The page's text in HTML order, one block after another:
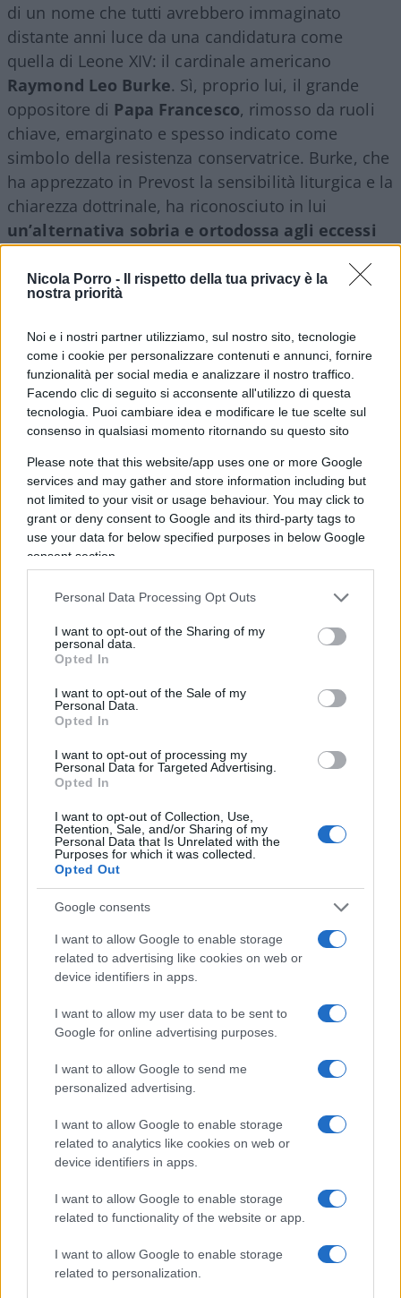
Nicola Porro -
Il rispetto della tua privacy è la
nostra priorità
Noi e i nostri partner utilizziamo, sul nostro sito, tecnologie
come i cookie per personalizzare contenuti e annunci, fornire
funzionalità per social media e analizzare il nostro traffico.
Facendo clic di seguito si acconsente all'utilizzo di questa
tecnologia. Puoi cambiare idea e modificare le tue scelte sul
consenso in qualsiasi momento ritornando su questo sito
Please note that this website/app uses one or more Google
services and may gather and store information including but
not limited to your visit or usage behaviour. You may click to
grant or deny consent to Google and its third-party tags to
use your data for below specified purposes in below Google
consent section.
Personal Data Processing Opt Outs
I want to opt-out of the Sharing of my
personal data.
Opted In
I want to opt-out of the Sale of my
Personal Data.
Opted In
I want to opt-out of processing my
Personal Data for Targeted Advertising.
Opted In
I want to opt-out of Collection, Use,
Retention, Sale, and/or Sharing of my
Personal Data that Is Unrelated with the
Purposes for which it was collected.
Opted Out
Google consents
I want to allow Google to enable storage
related to advertising like cookies on web or
device identifiers in apps.
I want to allow my user data to be sent to
Google for online advertising purposes.
I want to allow Google to send me
personalized advertising.
I want to allow Google to enable storage
related to analytics like cookies on web or
device identifiers in apps.
I want to allow Google to enable storage
related to functionality of the website or app.
I want to allow Google to enable storage
related to personalization.
di un nome che tutti avrebbero immaginato
distante anni luce da una candidatura come
quella di Leone XIV: il cardinale americano
Raymond Leo Burke. Sì, proprio lui, il grande
oppositore di Papa Francesco, rimosso da ruoli
chiave, emarginato e spesso indicato come
simbolo della resistenza conservatrice. Burke, che
ha apprezzato in Prevost la sensibilità liturgica e la
chiarezza dottrinale, ha riconosciuto in lui
un’alternativa sobria e ortodossa agli eccessi
preferenza, condivisa da altri americani come i
cardinali Sean O’Malley e Joseph Tobin, ha
tra nostalgici del “grande ritorno” e fautori della
“grande svolta”. Prevost , pacifista convinto e
pacificatore dialogante, con lo spirito realmente
missionario, è stato la terza via.
Attorno a lui si stringe ora una squadra coesa. Ci
sono figure come monsignorFabio Fabene,ex
segretario del Dicastero per i Vescovi,
Ilson de
Jesus Montanari, brasiliano, esperto di America
Latina,suor Nathalie Becquart, punto di
equilibrio tra sinodalità e governo, e padre
Alejandro Moral Antón
, priore generale degli
agostiniani, custode del carisma e voce ascoltata
nei momenti di discernimento più delicati.
Accanto a loro, teologi come
Ghirlanda, hanno fornito a Prevost gli strumenti
per trasformare la sua visione sinodale in linee
operative.
Il segnale è chiaro: non è in atto una rivoluzione di
potere, ma una riconfigurazione spirituale. Leone
XIV non inizierà il suo pontificato con epurazioni,
ma con gesti di continuità ponderata. Parolin
resta, per ora. Ma è evidente che il baricentro si
Gli agostiniani, che non formano una lobby nel
senso tradizionale, stanno diventando una
corrente spirituale di governo: autorevole perché
radicata in una tradizione antica, forte non per la
ricchezza – che in molti casi non c’è più – ma per
la coerenza. È noto che l’Ordine di Sant’Agostino
non naviga oggi in acque abbondanti: in mezzo
vocazioni scarseggiano , le opere si reggono sul